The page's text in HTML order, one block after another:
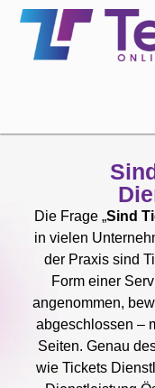
Die Frage „Sind
in vielen
der Praxis sind
Form einer
angenommen,
abgeschlossen –
Seiten. Genau
wie Tickets